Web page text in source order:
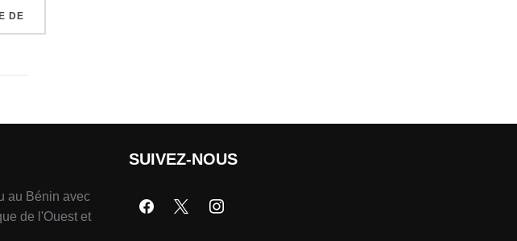
DE
au Bénin avec
de l'Ouest et
SUIVEZ-NOUS